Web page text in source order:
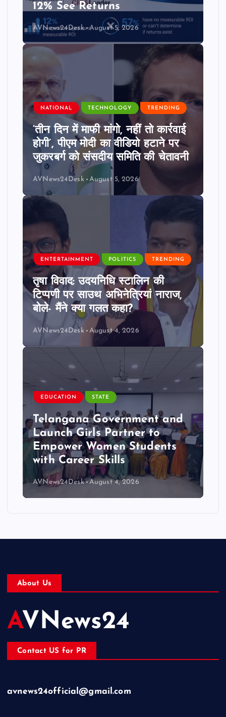
12% See Returns
AVNews24Desk August 5, 2026
NATIONAL TECHNOLOGY TRENDING
‘तीन दिन में माफी मांगो, नहीं तो कार्रवाई
होगी’, पीएम मोदी का वीडियो हटाने पर
जुकरबर्ग को संसदीय समिति की चेतावनी
AVNews24Desk August 5, 2026
ENTERTAINMENT POLITICS TRENDING
तृषा विवाद: उदयनिधि स्टालिन की
टिप्पणी पर साउथ अभिनेत्रियां नाराज,
बोले- मैंने क्या गलत कहा?
AVNews24Desk August 4, 2026
EDUCATION STATE
Telangana Government and
Launch Girls Partner to
Empower Women Students
with Career Skills
AVNews24Desk August 4, 2026
About Us
AVNews24
Contact US for PR
avnews24official@gmail.com